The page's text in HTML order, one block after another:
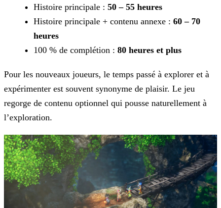
Histoire principale : 50 – 55 heures
Histoire principale + contenu annexe : 60 – 70
heures
100 % de complétion : 80 heures et plus
Pour les nouveaux joueurs, le temps passé à explorer et à
expérimenter est souvent synonyme de plaisir. Le jeu
regorge de contenu optionnel qui pousse naturellement à
l’exploration.